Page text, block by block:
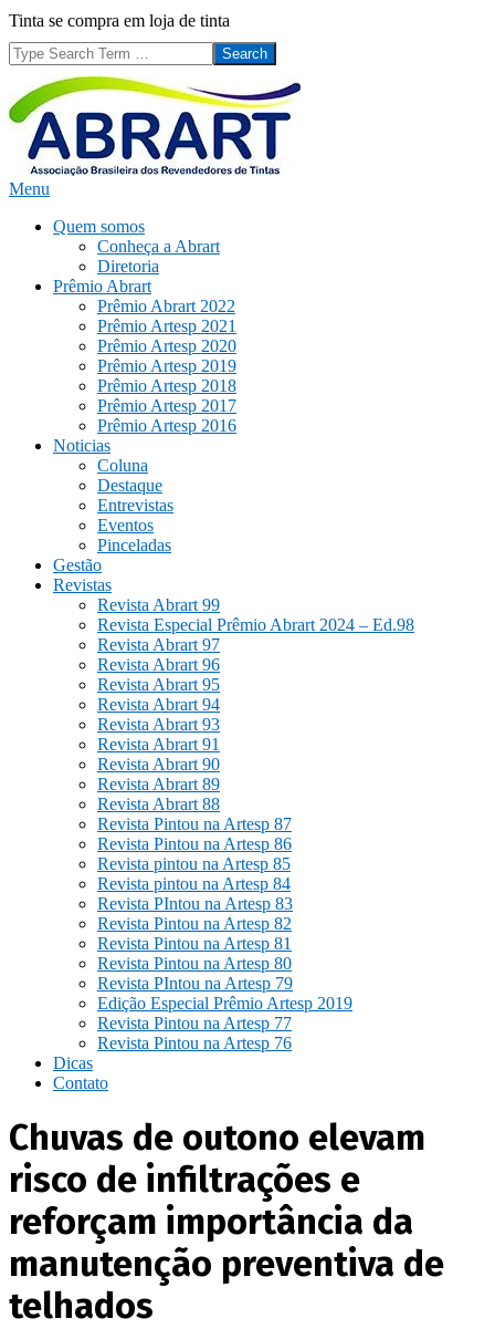
Skip
to
content
Tinta se compra em loja de tinta
Search
ABRART
Secondary
Menu
Menu
Quem somos
Conheça a Abrart
Diretoria
Prêmio Abrart
Prêmio Abrart 2022
Prêmio Artesp 2021
Prêmio Artesp 2020
Prêmio Artesp 2019
Prêmio Artesp 2018
Prêmio Artesp 2017
Prêmio Artesp 2016
Noticias
Coluna
Destaque
Entrevistas
Eventos
Pinceladas
Gestão
Revistas
Revista Abrart 99
Revista Especial Prêmio Abrart 2024 – Ed.98
Revista Abrart 97
Revista Abrart 96
Revista Abrart 95
Revista Abrart 94
Revista Abrart 93
Revista Abrart 91
Revista Abrart 90
Revista Abrart 89
Revista Abrart 88
Revista Pintou na Artesp 87
Revista Pintou na Artesp 86
Revista pintou na Artesp 85
Revista pintou na Artesp 84
Revista PIntou na Artesp 83
Revista Pintou na Artesp 82
Revista Pintou na Artesp 81
Revista Pintou na Artesp 80
Revista PIntou na Artesp 79
Edição Especial Prêmio Artesp 2019
Revista Pintou na Artesp 77
Revista Pintou na Artesp 76
Dicas
Contato
Chuvas de outono elevam
risco de infiltrações e
reforçam importância da
manutenção preventiva de
telhados